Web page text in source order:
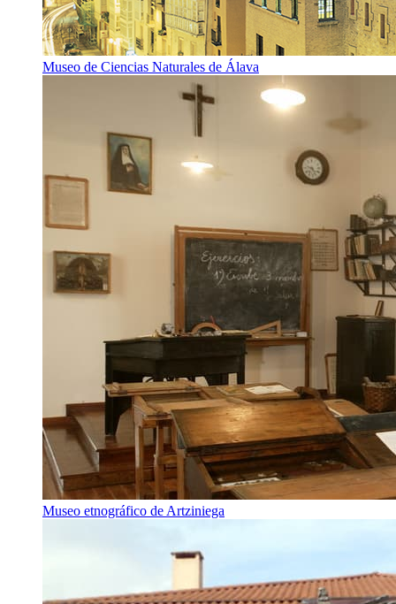
Museo de Ciencias Naturales de Álava
Museo etnográfico de Artziniega